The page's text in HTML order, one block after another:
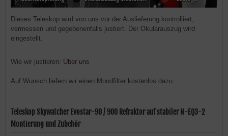
Dieses Teleskop wird von uns vor der Auslieferung kontrolliert,
vermessen und gegebenenfalls justiert. Der Okularauszug wird
eingestellt.
Wie wir justieren: Über uns
Auf Wunsch liefern wir einen Mondfilter kostenlos dazu
Teleskop Skywatcher Evostar-90 / 900 Refraktor auf stabiler N-EQ3-2
Montierung und Zubehör